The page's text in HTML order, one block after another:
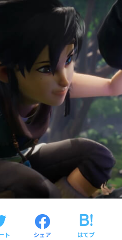
ト シェア はてブ